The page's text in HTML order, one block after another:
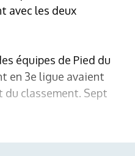
avec les deux
équipes de Pied du
en 3e ligue avaient
du classement. Sept